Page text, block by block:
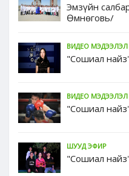
Эмзүйн
Өмнөговь/
ВИДЕО МЭДЭЭЛЭЛ
"Сошиал
ВИДЕО МЭДЭЭЛЭЛ
"Сошиал
ШУУД ЭФИР
"Сошиал